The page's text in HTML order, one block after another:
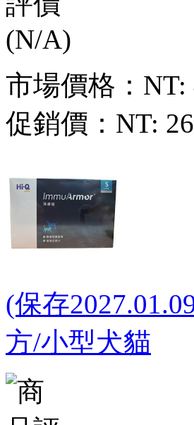
市場價格： NT:
促銷價： NT:
(保存
方/小型犬貓